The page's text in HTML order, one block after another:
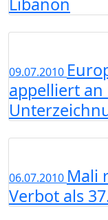
09.07.2010
appelliert
06.07.2010 Mali
Verbot als